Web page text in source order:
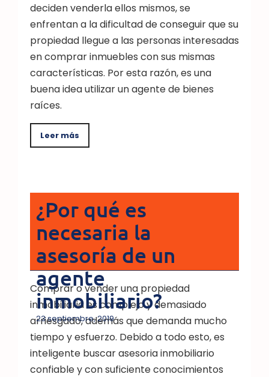
deciden venderla ellos mismos, se
enfrentan a la dificultad de conseguir que su
propiedad llegue a las personas interesadas
en comprar inmuebles con sus mismas
características. Por esta razón, es una
buena idea utilizar un agente de bienes
raíces.
Leer más
¿Por qué es
necesaria la
asesoría de un
agente
inmobiliario?
23 septiembre, 2019
Comprar o vender una propiedad
inmobiliaria es complejo y demasiado
arriesgado, además que demanda mucho
tiempo y esfuerzo. Debido a todo esto, es
inteligente buscar asesoria inmobiliario
confiable y con suficiente conocimientos